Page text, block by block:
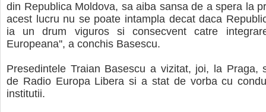
din Republica Moldova, sa aiba sansa de a spera la
acest lucru nu se poate intampla decat daca
ia un drum viguros si consecvent catre
Europeana'', a conchis Basescu.
Presedintele Traian Basescu a vizitat, joi, la Praga,
de Radio Europa Libera si a stat de vorba cu
institutii.